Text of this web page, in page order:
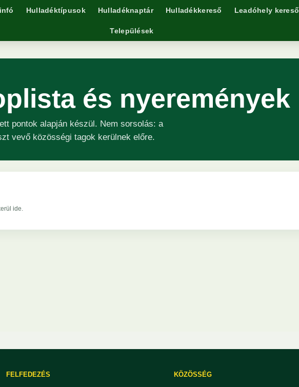
Hulladéktípusok Hulladéknaptár Hulladékkereső Leadóhely kereső
Települések
és nyeremények
pontok alapján készül. Nem sorsolás: a
vevő közösségi tagok kerülnek előre.
ide.
FELFEDEZÉS KÖZÖSSÉG